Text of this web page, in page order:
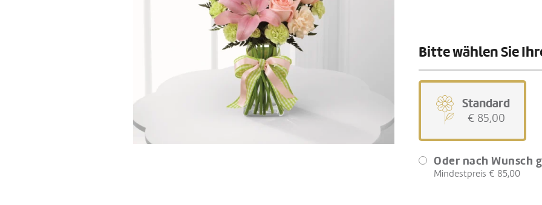
Bitte wählen Sie
Standard
€ 85,00
Oder nach Wunsch
Mindestpreis € 85,00